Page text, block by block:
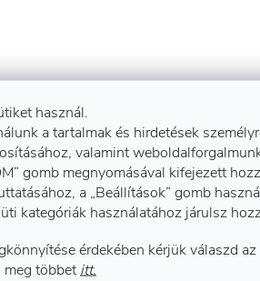
használ.
a tartalmak és hirdetések
valamint
gomb megnyomásával kifejezett
a „Beállítások” gomb
kategóriák használatához járulsz
érdekében kérjük válaszd az
többetitt.